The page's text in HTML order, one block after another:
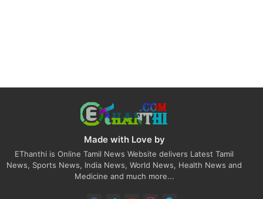
Made with Love by
EThanthi is Online Tamil News Website delivers Latest Tamil
News, Sports News, India News, World News, Health News and
Medicine and much more...